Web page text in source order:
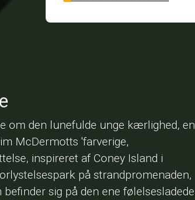
om den lunefulde unge kærlighed, en
McDermotts 'farverige,
inspireret af Coney Island i
på strandpromenaden,
sig på den ene følelsesladede